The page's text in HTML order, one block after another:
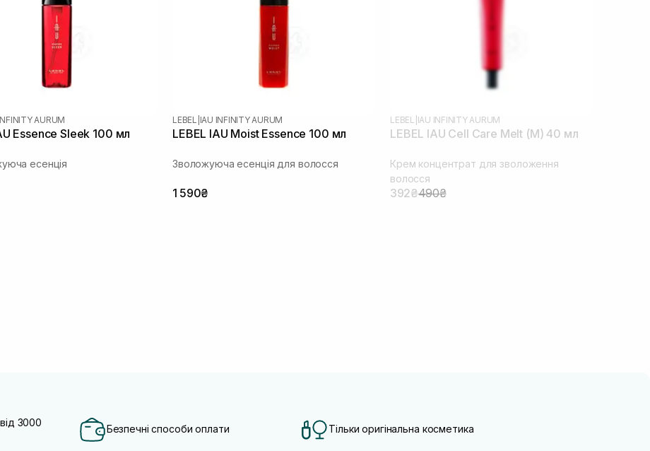
AURUM
Essence Sleek 100 мл
есенція
LEBEL IAU INFINITY AURUM
LEBEL IAU Moist Essence 100 мл
Зволожуюча есенція для волосся
1 590₴
LEBEL IAU INFINITY AURUM
LEBEL IAU Cell Care Melt (M) 40 мл
Крем концентрат для зволоження
волосся
392₴490₴
3000
Безпечні способи оплати Тільки оригінальна косметика